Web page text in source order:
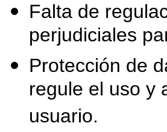
Falta de
perjudiciales
Protección de
regule el uso y
usuario.